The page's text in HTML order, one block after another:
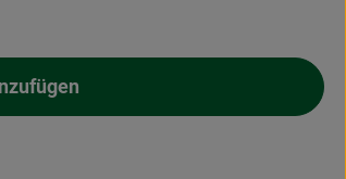
Produkt zum Warenkorb hinzufügen